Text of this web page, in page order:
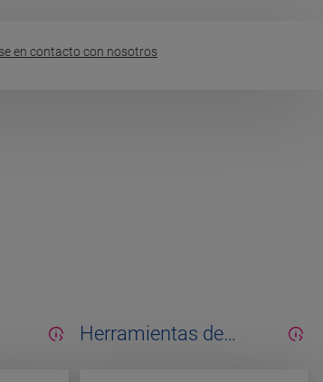
en contacto con nosotros
Herramientas de